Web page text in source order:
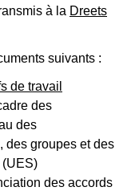
à la Dreets
suivants :
de travail
des
des
des groupes et des
(UES)
des accords